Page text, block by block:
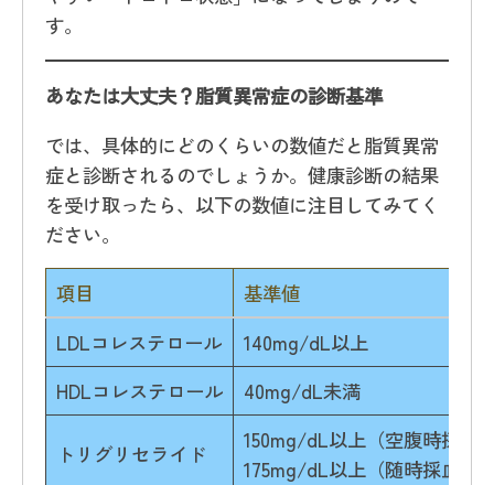
す。
あなたは大丈夫？脂質異常症の診断基準
では、具体的にどのくらいの数値だと脂質異常
症と診断されるのでしょうか。健康診断の結果
を受け取ったら、以下の数値に注目してみてく
ださい。
項目
基準値
LDLコレステロール
140mg/dL以上
HDLコレステロール
40mg/dL未満
トリグリセライド
150mg/dL以上（空腹時採血
175mg/dL以上（随時採血）